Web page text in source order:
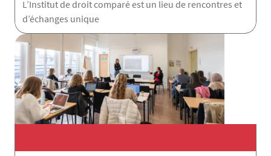
L’Institut de droit comparé est un lieu de rencontres et
d’échanges unique